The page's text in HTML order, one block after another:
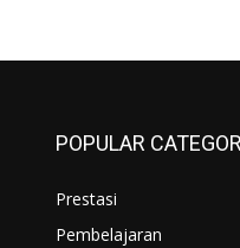
POPULAR
Prestasi
Pembelajaran